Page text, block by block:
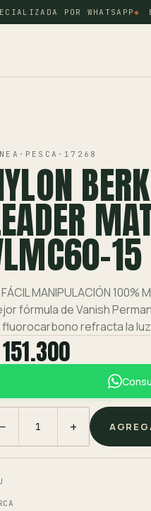
POR WHATSAPP
· PESCA · 17268
15
MANIPULACIÓN 100%
fórmula de Vanish
refracta la
− +